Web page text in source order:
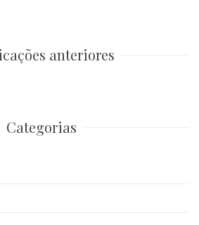
anteriores
Categorias